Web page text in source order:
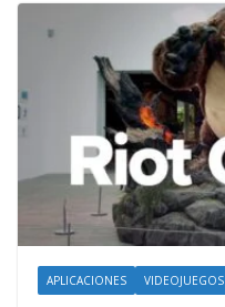
APLICACIONES VIDEOJUEGOS